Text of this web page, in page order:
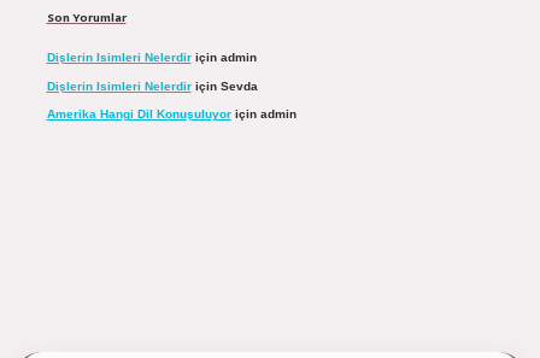
Son Yorumlar
Dişlerin Isimleri Nelerdiriçin admin
Dişlerin Isimleri Nelerdiriçin Sevda
Amerika Hangi Dil Konuşuluyoriçin admin